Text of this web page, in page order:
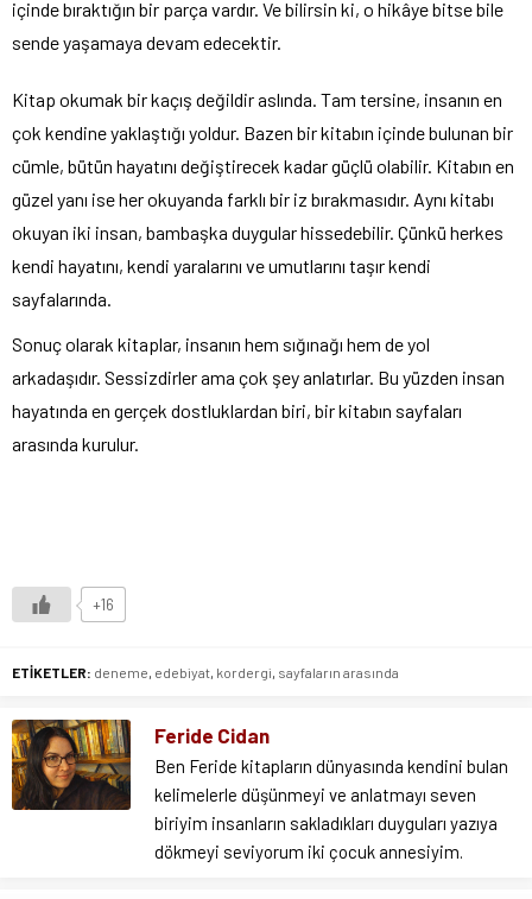
içinde bıraktığın bir parça vardır. Ve bilirsin ki, o hikâye bitse bile
sende yaşamaya devam edecektir.
Kitap okumak bir kaçış değildir aslında. Tam tersine, insanın en
çok kendine yaklaştığı yoldur. Bazen bir kitabın içinde bulunan bir
cümle, bütün hayatını değiştirecek kadar güçlü olabilir. Kitabın en
güzel yanı ise her okuyanda farklı bir iz bırakmasıdır. Aynı kitabı
okuyan iki insan, bambaşka duygular hissedebilir. Çünkü herkes
kendi hayatını, kendi yaralarını ve umutlarını taşır kendi
sayfalarında.
Sonuç olarak kitaplar, insanın hem sığınağı hem de yol
arkadaşıdır. Sessizdirler ama çok şey anlatırlar. Bu yüzden insan
hayatında en gerçek dostluklardan biri, bir kitabın sayfaları
arasında kurulur.
+16
ETİKETLER: deneme, edebiyat, kordergi, sayfaların arasında
Feride Cidan
Ben Feride kitapların dünyasında kendini bulan
kelimelerle düşünmeyi ve anlatmayı seven
biriyim insanların sakladıkları duyguları yazıya
dökmeyi seviyorum iki çocuk annesiyim.